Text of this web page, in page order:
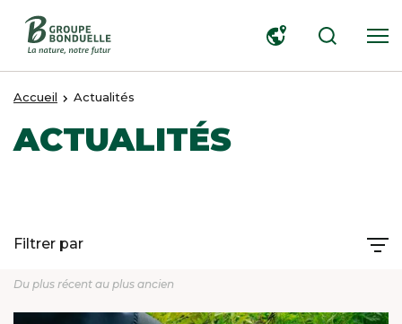
Accueil Actualités
ACTUALITÉS
Filtrer par
Du plus récent au plus ancien